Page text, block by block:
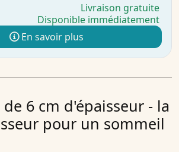
Livraison gratuite
Disponible immédiatement
En savoir plus
6 cm d'épaisseur - la
pour un sommeil